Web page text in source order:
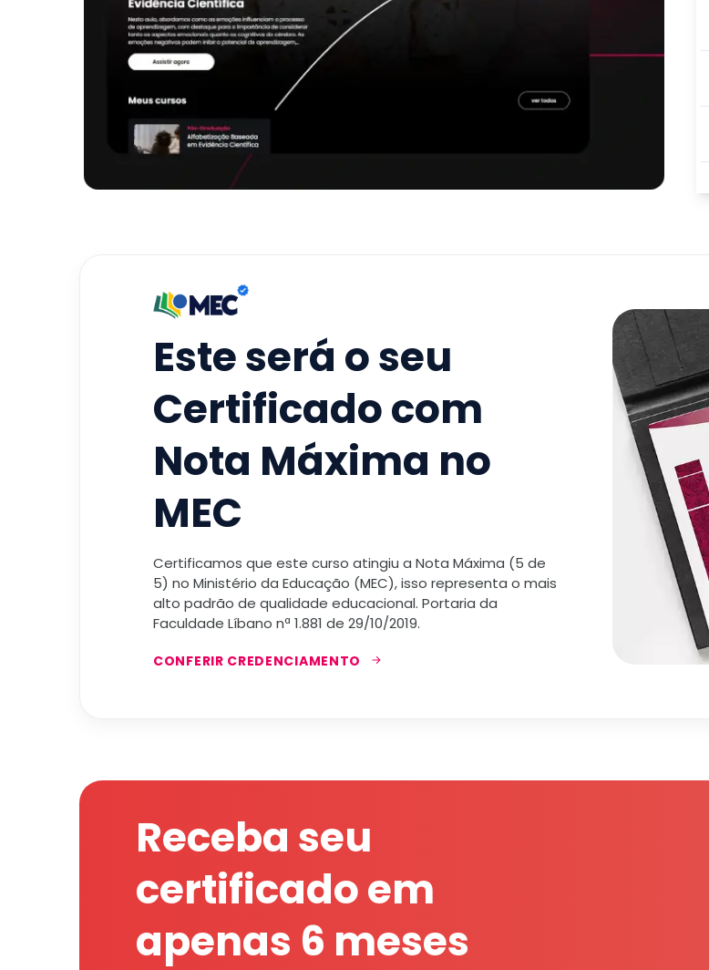
Este será o seu
Certificado com
Nota Máxima no
MEC
Certificamos que este curso atingiu a Nota Máxima (5 de
5) no Ministério da Educação (MEC), isso representa o mais
alto padrão de qualidade educacional. Portaria da
Faculdade Líbano nª 1.881 de 29/10/2019.
CONFERIR CREDENCIAMENTO
Receba seu
certificado em
apenas 6 meses